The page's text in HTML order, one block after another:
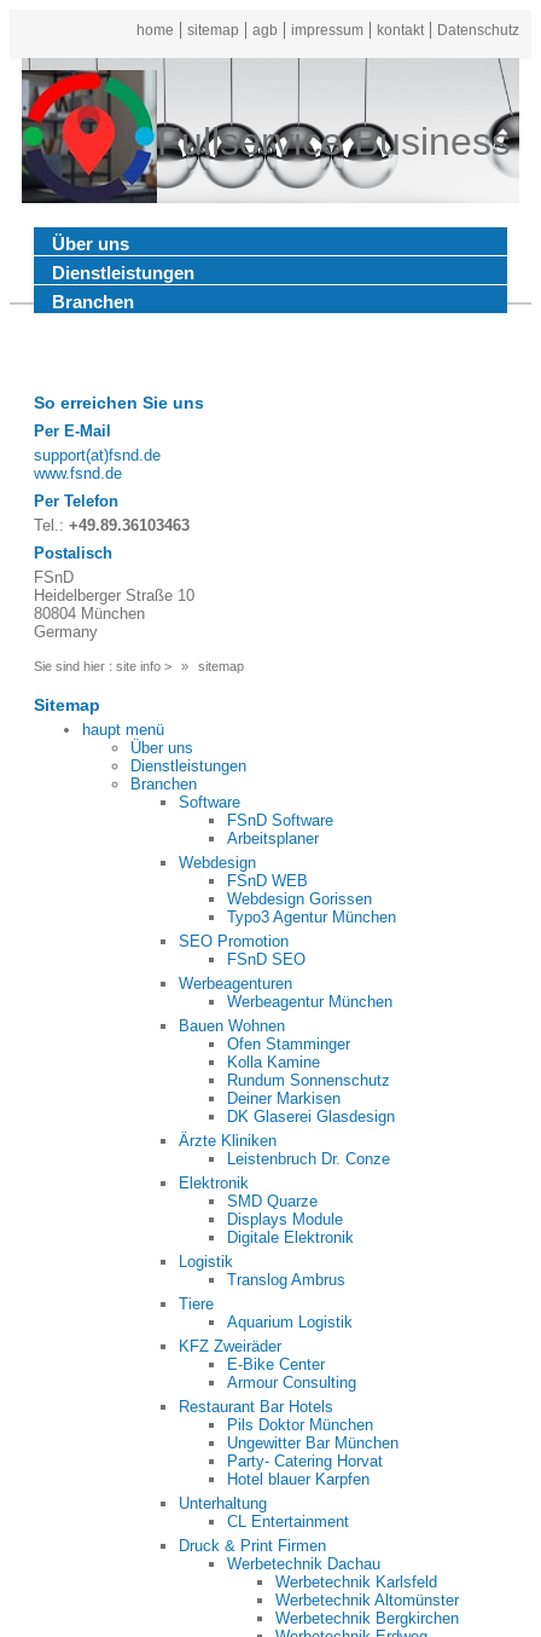
home sitemap agb impressum kontakt Datenschutz
Fullservice Business
Über uns
Dienstleistungen
Branchen
So erreichen Sie uns
Per E-Mail
support(at)fsnd.de
www.fsnd.de
Per Telefon
Tel.: +49.89.36103463
Postalisch
FSnD
Heidelberger Straße 10
80804 München
Germany
Sie sind hier : site info > sitemap
Sitemap
haupt menü
Über uns
Dienstleistungen
Branchen
Software
FSnD Software
Arbeitsplaner
Webdesign
FSnD WEB
Webdesign Gorissen
Typo3 Agentur München
SEO Promotion
FSnD SEO
Werbeagenturen
Werbeagentur München
Bauen Wohnen
Ofen Stamminger
Kolla Kamine
Rundum Sonnenschutz
Deiner Markisen
DK Glaserei Glasdesign
Ärzte Kliniken
Leistenbruch Dr. Conze
Elektronik
SMD Quarze
Displays Module
Digitale Elektronik
Logistik
Translog Ambrus
Tiere
Aquarium Logistik
KFZ Zweiräder
E-Bike Center
Armour Consulting
Restaurant Bar Hotels
Pils Doktor München
Ungewitter Bar München
Party- Catering Horvat
Hotel blauer Karpfen
Unterhaltung
CL Entertainment
Druck & Print Firmen
Werbetechnik Dachau
Werbetechnik Karlsfeld
Werbetechnik Altomünster
Werbetechnik Bergkirchen